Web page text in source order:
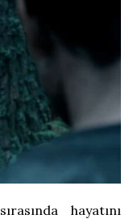
hayatını